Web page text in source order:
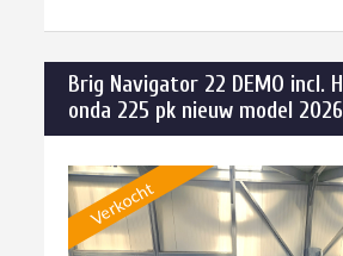
Brig Navigator 22 DEMO incl. H
onda 225 pk nieuw model 2026
Verkocht